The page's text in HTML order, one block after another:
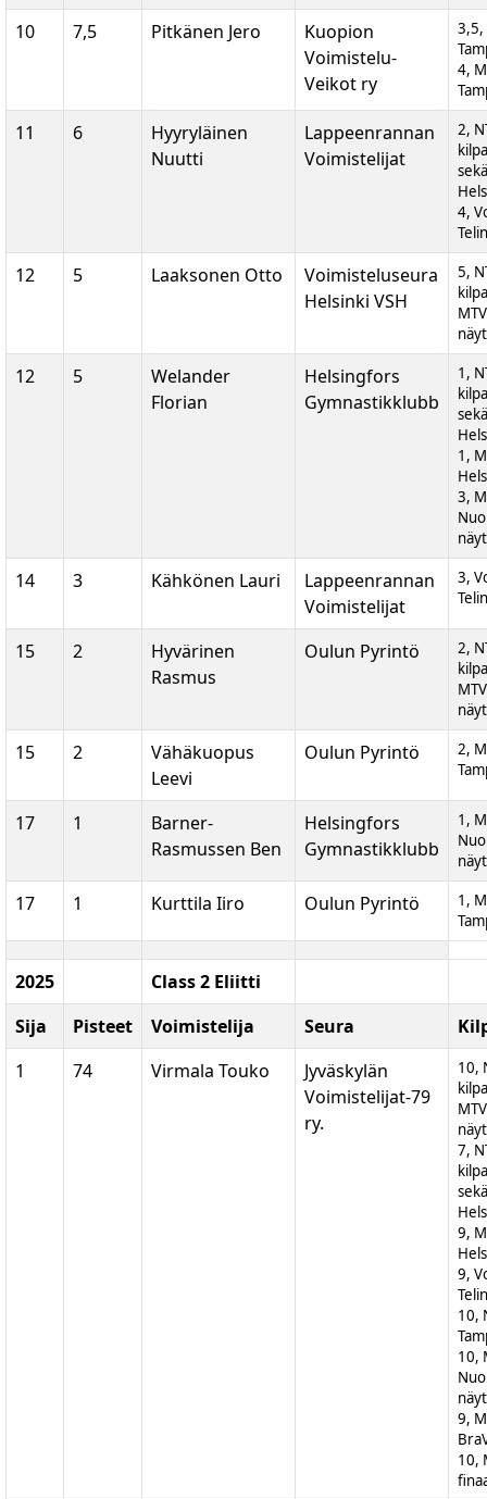
10 7,5 Pitkänen Jero
Kuopion
Voimistelu-
Veikot ry
3,5,
4,
11 6
Hyyryläinen
Nuutti
Lappeenrannan
Voimistelijat
2,
4,
12 5 Laaksonen Otto
Voimisteluseura
Helsinki VSH
5,
12 5
Welander
Florian
Helsingfors
Gymnastikklubb
1,
1,
3,
14 3 Kähkönen Lauri
Lappeenrannan
Voimistelijat
3,
15 2
Hyvärinen
Rasmus
Oulun Pyrintö
2,
15 2
Vähäkuopus
Leevi
Oulun Pyrintö
2,
17 1
Barner-
Rasmussen Ben
Helsingfors
Gymnastikklubb
1,
17 1 Kurttila Iiro Oulun Pyrintö
1,
2025
Class 2 Eliitti
Sija
Pisteet Voimistelija Seura
1
74 Virmala Touko
Jyväskylän
Voimistelijat-79
ry.
10,
7,
9,
9,
10,
10,
9,
10,